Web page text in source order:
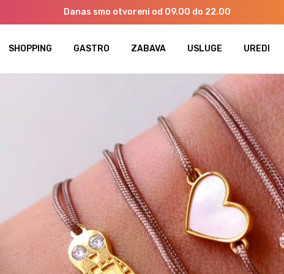
Danas smo otvoreni od 09.00 do 22.00
SHOPPING GASTRO ZABAVA USLUGE UREDI